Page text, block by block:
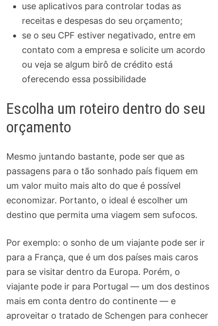
use aplicativos para controlar todas as
receitas e despesas do seu orçamento;
se o seu CPF estiver negativado, entre em
contato com a empresa e solicite um acordo
ou veja se algum birô de crédito está
oferecendo essa possibilidade
Escolha um roteiro dentro do seu
orçamento
Mesmo juntando bastante, pode ser que as
passagens para o tão sonhado país fiquem em
um valor muito mais alto do que é possível
economizar. Portanto, o ideal é escolher um
destino que permita uma viagem sem sufocos.
Por exemplo: o sonho de um viajante pode ser ir
para a França, que é um dos países mais caros
para se visitar dentro da Europa. Porém, o
viajante pode ir para Portugal — um dos destinos
mais em conta dentro do continente — e
aproveitar o tratado de Schengen para conhecer